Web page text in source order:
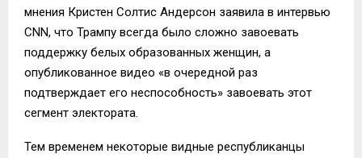
мнения Кристен Солтис Андерсон заявила в интервью
CNN, что Трампу всегда было сложно завоевать
поддержку белых образованных женщин, а
опубликованное видео «в очередной раз
подтверждает его неспособность» завоевать этот
сегмент электората.
Тем временем некоторые видные республиканцы